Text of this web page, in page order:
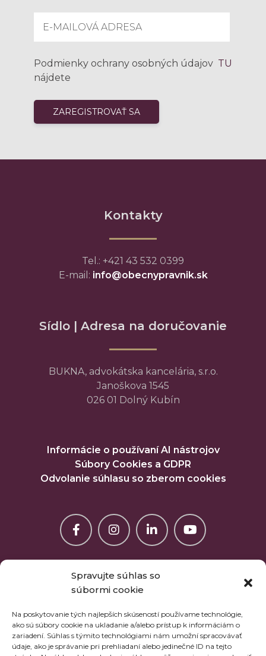
Spravujte súhlas so
súbormi cookie
Na poskytovanie tých najlepších skúseností používame technológie,
ako sú súbory cookie na ukladanie a/alebo prístup k informáciám o
zariadení. Súhlas s týmito technológiami nám umožní spracovávať
údaje, ako je správanie pri prehliadaní alebo jedinečné ID na tejto
Podmienky ochrany osobných údajov
nájdete
TU
Kontakty
Tel.: +421 43 532 0399
E-mail: info@obecnypravnik.sk
Sídlo | Adresa na doručovanie
BUKNA, advokátska kancelária, s.r.o.
Janoškova 1545
026 01 Dolný Kubín
Informácie o používaní AI nástrojov
Súbory Cookies a GDPR
Odvolanie súhlasu so zberom cookies